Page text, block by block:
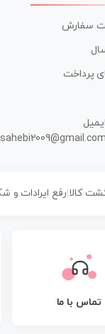
سفارش
پرداخت
ایمیل
کالا رفع ایرادات و
تماس با ما